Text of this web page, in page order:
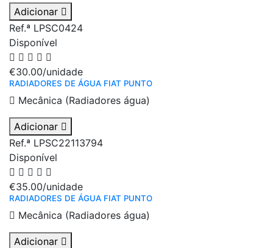
Adicionar
Ref.ª LPSC0424
Disponível
€30.00/unidade
RADIADORES DE ÁGUA FIAT PUNTO
Mecânica (Radiadores água)
Adicionar
Ref.ª LPSC22113794
Disponível
€35.00/unidade
RADIADORES DE ÁGUA FIAT PUNTO
Mecânica (Radiadores água)
Adicionar